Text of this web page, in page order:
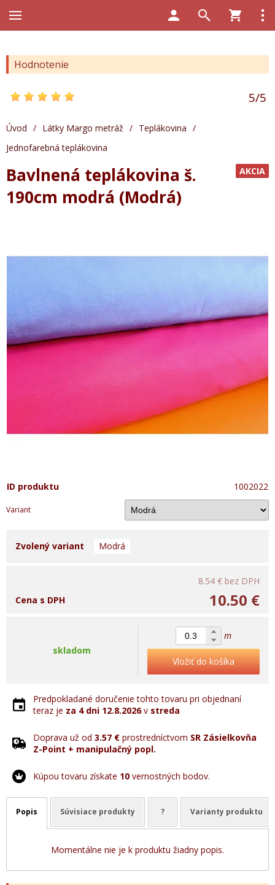
Hodnotenie
5/5
Úvod / Látky Margo metráž / Teplákovina /
Jednofarebná teplákovina
AKCIA
Bavlnená teplákovina š.
190cm modrá (Modrá)
ID produktu 1002022
Variant
Zvolený variant Modrá
8.54 € bez DPH
10.50 €
Cena s DPH
skladom
m
Vložiť do košíka
Predpokladané doručenie tohto tovaru pri objednaní
teraz je za 4 dni 12.8.2026v streda
Doprava už od 3.57 € prostredníctvom SR Zásielkovňa
Z-Point + manipulačný popl.
Kúpou tovaru získate 10 vernostných bodov.
Popis Súvisiace produkty ? Varianty produktu
Momentálne nie je k produktu žiadny popis.